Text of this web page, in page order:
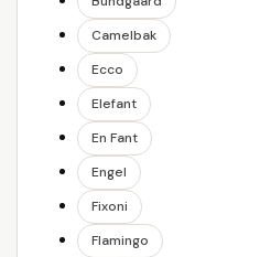
Camelbak
Ecco
Elefant
En Fant
Engel
Fixoni
Flamingo